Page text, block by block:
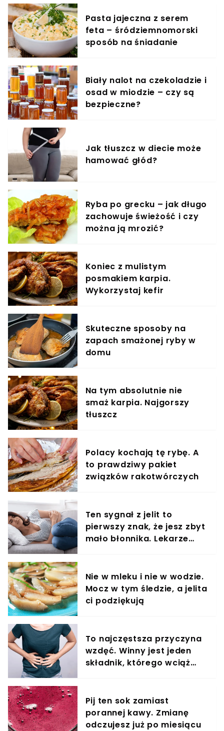
Pasta jajeczna z serem
feta – śródziemnomorski
sposób na śniadanie
Biały nalot na czekoladzie i
osad w miodzie – czy są
bezpieczne?
Jak tłuszcz w diecie może
hamować głód?
Ryba po grecku – jak długo
zachowuje świeżość i czy
można ją mrozić?
Koniec z mulistym
posmakiem karpia.
Wykorzystaj kefir
Skuteczne sposoby na
zapach smażonej ryby w
domu
Na tym absolutnie nie
smaż karpia. Najgorszy
tłuszcz
Polacy kochają tę rybę. A
to prawdziwy pakiet
związków rakotwórczych
Ten sygnał z jelit to
pierwszy znak, że jesz zbyt
mało błonnika. Lekarze
Nie w mleku i nie w wodzie.
Mocz w tym śledzie, a jelita
ci podziękują
To najczęstsza przyczyna
wzdęć. Winny jest jeden
składnik, którego wciąż
Pij ten sok zamiast
porannej kawy. Zmianę
odczujesz już po miesiącu